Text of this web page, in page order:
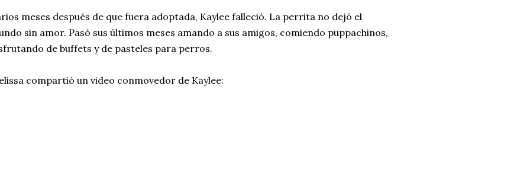
meses después de que fuera adoptada, Kaylee falleció. La perrita no dejó el
sin amor. Pasó sus últimos meses amando a sus amigos, comiendo puppachinos,
de buffets y de pasteles para perros.
compartió un video conmovedor de Kaylee: